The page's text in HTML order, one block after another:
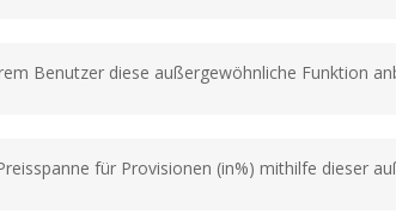
Benutzer diese außergewöhnliche Funktion
für Provisionen (in%) mithilfe dieser